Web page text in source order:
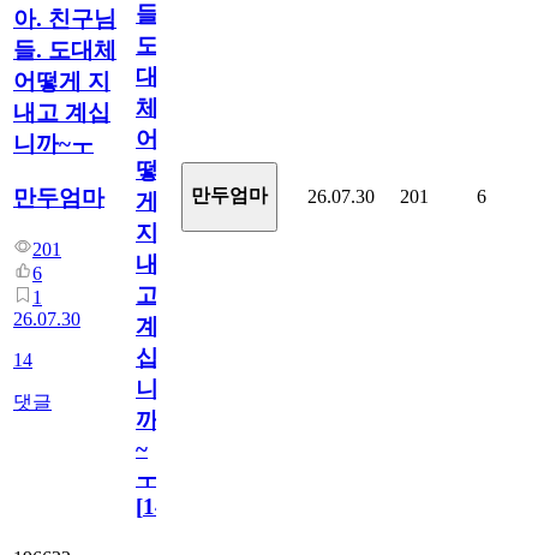
아. 친구님
들. 도대체
어떻게 지
내고 계십
니까~ㅜ
만두엄마
201
6
1
26.07.30
14
댓글
들.
도
대
체
어
떻
게
지
내
고
계
십
니
까
~
ㅜ
[14
만두엄마 26.07.30 201 6